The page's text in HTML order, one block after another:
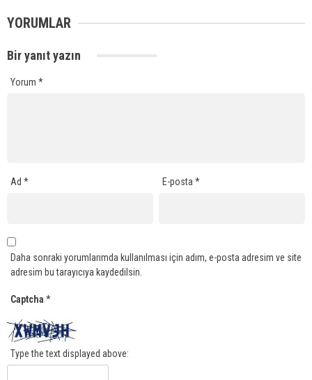
YORUMLAR
Bir yanıt yazın
Yorum *
Ad * E-posta*
Daha sonraki yorumlarımda kullanılması için adım, e-posta adresim ve site
adresim bu tarayıcıya kaydedilsin.
Captcha *
Type the text displayed above: